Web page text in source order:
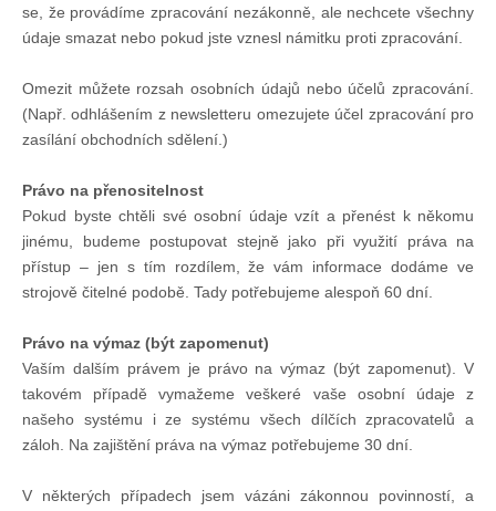
se, že provádíme zpracování nezákonně, ale nechcete všechny
údaje smazat nebo pokud jste vznesl námitku proti zpracování.
Omezit můžete rozsah osobních údajů nebo účelů zpracování.
(Např. odhlášením z newsletteru omezujete účel zpracování pro
zasílání obchodních sdělení.)
Právo na přenositelnost
Pokud byste chtěli své osobní údaje vzít a přenést k někomu
jinému, budeme postupovat stejně jako při využití práva na
přístup – jen s tím rozdílem, že vám informace dodáme ve
strojově čitelné podobě. Tady potřebujeme alespoň 60 dní.
Právo na výmaz (být zapomenut)
Vaším dalším právem je právo na výmaz (být zapomenut). V
takovém případě vymažeme veškeré vaše osobní údaje z
našeho systému i ze systému všech dílčích zpracovatelů a
záloh. Na zajištění práva na výmaz potřebujeme 30 dní.
V některých případech jsem vázáni zákonnou povinností, a